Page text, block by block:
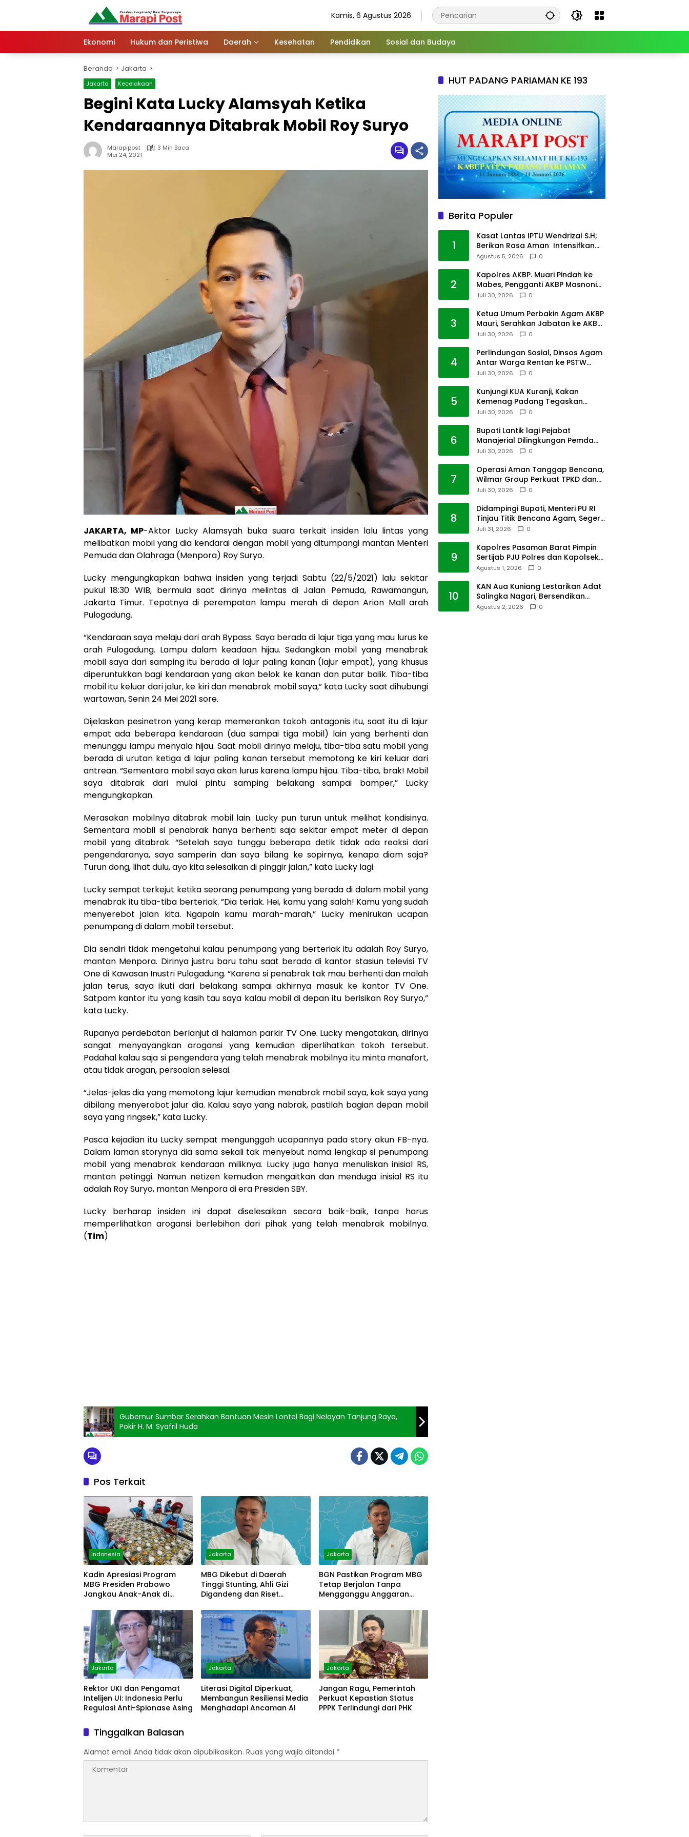
Kamis, 6 Agustus 2026
Ekonomi Hukum dan Peristiwa Daerah Kesehatan Pendidikan Sosial dan Budaya
Beranda Jakarta
Jakarta Kecelakaan
Begini Kata Lucky Alamsyah Ketika
Kendaraannya Ditabrak Mobil Roy Suryo
Marapipost
3 Min Baca
Mei 24, 2021
JAKARTA, MP-Aktor Lucky Alamsyah buka suara terkait insiden lalu lintas yang
melibatkan mobil yang dia kendarai dengan mobil yang ditumpangi mantan Menteri
Pemuda dan Olahraga (Menpora) Roy Suryo.
Lucky mengungkapkan bahwa insiden yang terjadi Sabtu (22/5/2021) lalu sekitar
pukul 18:30 WIB, bermula saat dirinya melintas di Jalan Pemuda, Rawamangun,
Jakarta Timur. Tepatnya di perempatan lampu merah di depan Arion Mall arah
Pulogadung.
“Kendaraan saya melaju dari arah Bypass. Saya berada di lajur tiga yang mau lurus ke
arah Pulogadung. Lampu dalam keadaan hijau. Sedangkan mobil yang menabrak
mobil saya dari samping itu berada di lajur paling kanan (lajur empat), yang khusus
diperuntukkan bagi kendaraan yang akan belok ke kanan dan putar balik. Tiba-tiba
mobil itu keluar dari jalur, ke kiri dan menabrak mobil saya,” kata Lucky saat dihubungi
wartawan, Senin 24 Mei 2021 sore.
Dijelaskan pesinetron yang kerap memerankan tokoh antagonis itu, saat itu di lajur
empat ada beberapa kendaraan (dua sampai tiga mobil) lain yang berhenti dan
menunggu lampu menyala hijau. Saat mobil dirinya melaju, tiba-tiba satu mobil yang
berada di urutan ketiga di lajur paling kanan tersebut memotong ke kiri keluar dari
antrean. “Sementara mobil saya akan lurus karena lampu hijau. Tiba-tiba, brak! Mobil
saya ditabrak dari mulai pintu samping belakang sampai bamper,” Lucky
mengungkapkan.
Merasakan mobilnya ditabrak mobil lain. Lucky pun turun untuk melihat kondisinya.
Sementara mobil si penabrak hanya berhenti saja sekitar empat meter di depan
mobil yang ditabrak. “Setelah saya tunggu beberapa detik tidak ada reaksi dari
pengendaranya, saya samperin dan saya bilang ke sopirnya, kenapa diam saja?
Turun dong, lihat dulu, ayo kita selesaikan di pinggir jalan,” kata Lucky lagi.
Lucky sempat terkejut ketika seorang penumpang yang berada di dalam mobil yang
menabrak itu tiba-tiba berteriak. ”Dia teriak. Hei, kamu yang salah! Kamu yang sudah
menyerebot jalan kita. Ngapain kamu marah-marah,” Lucky menirukan ucapan
penumpang di dalam mobil tersebut.
Dia sendiri tidak mengetahui kalau penumpang yang berteriak itu adalah Roy Suryo,
mantan Menpora. Dirinya justru baru tahu saat berada di kantor stasiun televisi TV
One di Kawasan Inustri Pulogadung. “Karena si penabrak tak mau berhenti dan malah
jalan terus, saya ikuti dari belakang sampai akhirnya masuk ke kantor TV One.
Satpam kantor itu yang kasih tau saya kalau mobil di depan itu berisikan Roy Suryo,”
kata Lucky.
Rupanya perdebatan berlanjut di halaman parkir TV One. Lucky mengatakan, dirinya
sangat menyayangkan arogansi yang kemudian diperlihatkan tokoh tersebut.
Padahal kalau saja si pengendara yang telah menabrak mobilnya itu minta manafort,
atau tidak arogan, persoalan selesai.
“Jelas-jelas dia yang memotong lajur kemudian menabrak mobil saya, kok saya yang
dibilang menyerobot jalur dia. Kalau saya yang nabrak, pastilah bagian depan mobil
saya yang ringsek,” kata Lucky.
Pasca kejadian itu Lucky sempat mengunggah ucapannya pada story akun FB-nya.
Dalam laman storynya dia sama sekali tak menyebut nama lengkap si penumpang
mobil yang menabrak kendaraan miliknya. Lucky juga hanya menuliskan inisial RS,
mantan petinggi. Namun netizen kemudian mengaitkan dan menduga inisial RS itu
adalah Roy Suryo, mantan Menpora di era Presiden SBY.
Lucky berharap insiden ini dapat diselesaikan secara baik-baik, tanpa harus
memperlihatkan arogansi berlebihan dari pihak yang telah menabrak mobilnya.
(Tim)
Gubernur Sumbar Serahkan Bantuan Mesin Lontel Bagi Nelayan Tanjung Raya,
Pokir H. M. Syafril Huda
Pos Terkait
Indonesia
Kadin Apresiasi Program
MBG Presiden Prabowo
Jangkau Anak-Anak di
Jakarta
MBG Dikebut di Daerah
Tinggi Stunting, Ahli Gizi
Digandeng dan Riset
Jakarta
BGN Pastikan Program MBG
Tetap Berjalan Tanpa
Mengganggu Anggaran
Jakarta
Rektor UKI dan Pengamat
Intelijen UI: Indonesia Perlu
Regulasi Anti-Spionase Asing
Jakarta
Literasi Digital Diperkuat,
Membangun Resiliensi Media
Menghadapi Ancaman AI
Jakarta
Jangan Ragu, Pemerintah
Perkuat Kepastian Status
PPPK Terlindungi dari PHK
Tinggalkan Balasan
Alamat email Anda tidak akan dipublikasikan. Ruas yang wajib ditandai *
HUT PADANG PARIAMAN KE 193
Berita Populer
1
Kasat Lantas IPTU Wendrizal S.H;
Berikan Rasa Aman Intensifkan
Giat Preventif Pagi
Agustus 5, 2026 0
2
Kapolres AKBP. Muari Pindah ke
Mabes, Pengganti AKBP Masnoni
dari Mabes
Juli 30, 2026 0
3
Ketua Umum Perbakin Agam AKBP
Mauri, Serahkan Jabatan ke AKBP
Masnoni
Juli 30, 2026 0
4
Perlindungan Sosial, Dinsos Agam
Antar Warga Rentan ke PSTW
Batusangkar
Juli 30, 2026 0
5
Kunjungi KUA Kuranji, Kakan
Kemenag Padang Tegaskan
Terapkan Disiplin Kerja
Juli 30, 2026 0
6
Bupati Lantik lagi Pejabat
Manajerial Dilingkungan Pemda
Tanah Datar
Juli 30, 2026 0
7
Operasi Aman Tanggap Bencana,
Wilmar Group Perkuat TPKD dan
Masyarakat
Juli 30, 2026 0
8
Didampingi Bupati, Menteri PU RI
Tinjau Titik Bencana Agam, Segera
Dipulihkan
Juli 31, 2026 0
9
Kapolres Pasaman Barat Pimpin
Sertijab PJU Polres dan Kapolsek
Sungai Beremas
Agustus 1, 2026 0
10
KAN Aua Kuniang Lestarikan Adat
Salingka Nagari, Bersendikan
Kitabullah
Agustus 2, 2026 0